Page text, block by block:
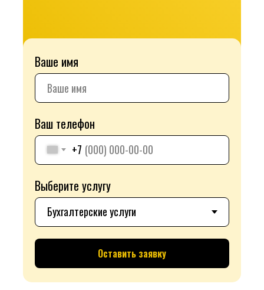
Ваше имя
Ваш телефон
+7
Выберите услугу
Оставить заявку